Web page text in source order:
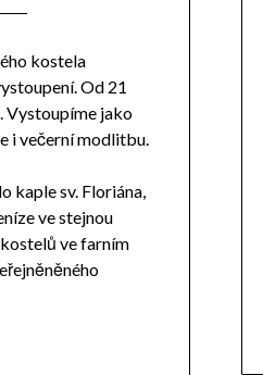
kostela
Od 21
Vystoupíme jako
i večerní modlitbu.
kaple sv. Floriána,
ve stejnou
ve farním